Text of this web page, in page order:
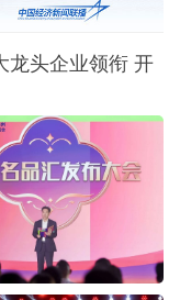
龙头企业领衔 开